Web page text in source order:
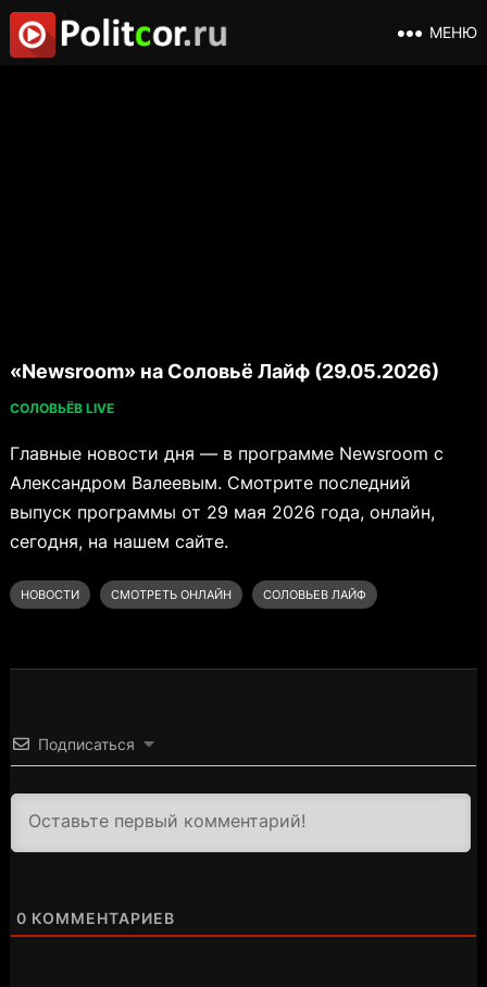
МЕНЮ
«Newsroom» на Соловьё Лайф (29.05.2026)
СОЛОВЬЁВ LIVE
Главные новости дня — в программе Newsroom с
Александром Валеевым. Смотрите последний
выпуск программы от 29 мая 2026 года, онлайн,
сегодня, на нашем сайте.
НОВОСТИ СМОТРЕТЬ ОНЛАЙН СОЛОВЬЕВ ЛАЙФ
Подписаться
0 КОММЕНТАРИЕВ